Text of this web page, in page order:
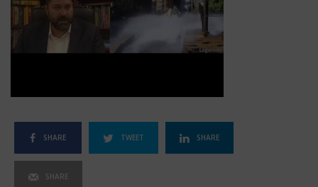
SHARE TWEET SHARE
SHARE